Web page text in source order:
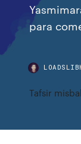
para
Tafsir